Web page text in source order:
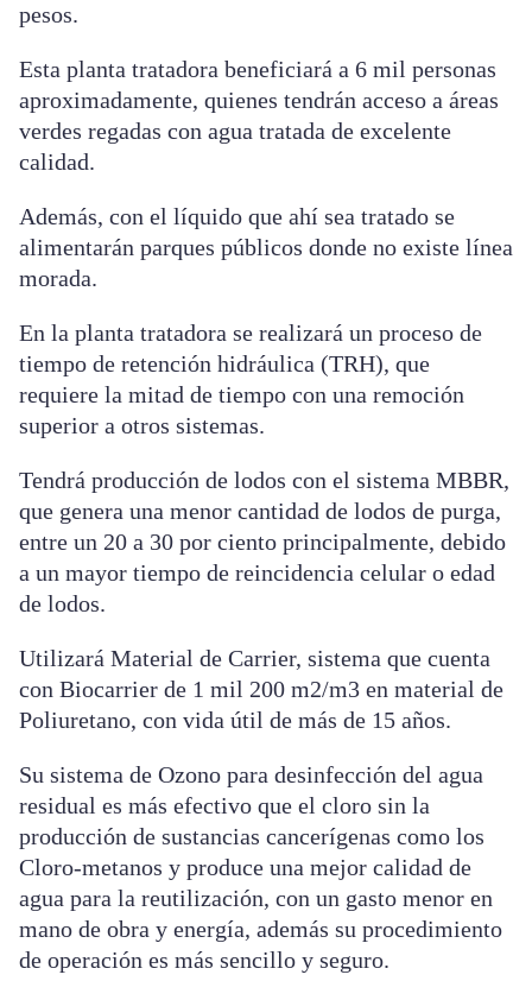
pesos.
Esta planta tratadora beneficiará a 6 mil personas
aproximadamente, quienes tendrán acceso a áreas
verdes regadas con agua tratada de excelente
calidad.
Además, con el líquido que ahí sea tratado se
alimentarán parques públicos donde no existe línea
morada.
En la planta tratadora se realizará un proceso de
tiempo de retención hidráulica (TRH), que
requiere la mitad de tiempo con una remoción
superior a otros sistemas.
Tendrá producción de lodos con el sistema MBBR,
que genera una menor cantidad de lodos de purga,
entre un 20 a 30 por ciento principalmente, debido
a un mayor tiempo de reincidencia celular o edad
de lodos.
Utilizará Material de Carrier, sistema que cuenta
con Biocarrier de 1 mil 200 m2/m3 en material de
Poliuretano, con vida útil de más de 15 años.
Su sistema de Ozono para desinfección del agua
residual es más efectivo que el cloro sin la
producción de sustancias cancerígenas como los
Cloro-metanos y produce una mejor calidad de
agua para la reutilización, con un gasto menor en
mano de obra y energía, además su procedimiento
de operación es más sencillo y seguro.